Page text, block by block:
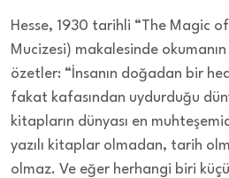
Hesse, 1930 tarihli “The Magic
Mucizesi) makalesinde okumanın
özetler: “İnsanın doğadan bir
fakat kafasından uydurduğu
kitapların dünyası en
yazılı kitaplar olmadan, tarih
olmaz. Ve eğer herhangi biri